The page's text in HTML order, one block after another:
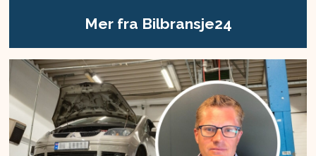
Mer fra Bilbransje24